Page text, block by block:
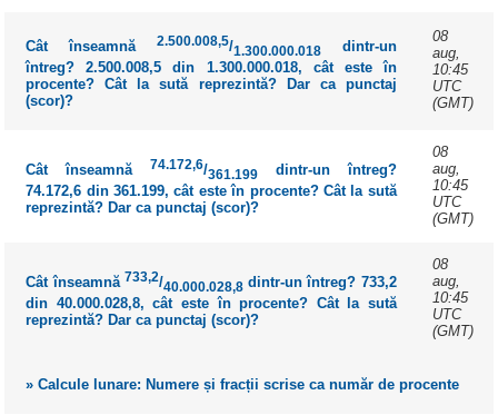
Cât înseamnă 2.500.008,5/1.300.000.018 dintr-un
întreg? 2.500.008,5 din 1.300.000.018, cât este în
procente? Cât la sută reprezintă? Dar ca punctaj
(scor)?
08
aug,
10:45
UTC
(GMT)
Cât înseamnă 74.172,6/361.199 dintr-un întreg?
74.172,6 din 361.199, cât este în procente? Cât la sută
reprezintă? Dar ca punctaj (scor)?
08
aug,
10:45
UTC
(GMT)
Cât înseamnă 733,2/40.000.028,8 dintr-un întreg? 733,2
din 40.000.028,8, cât este în procente? Cât la sută
reprezintă? Dar ca punctaj (scor)?
08
aug,
10:45
UTC
(GMT)
» Calcule lunare: Numere și fracții scrise ca număr de procente